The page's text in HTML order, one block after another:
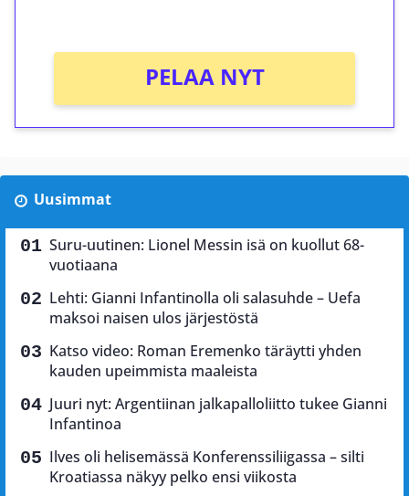
PELAA NYT
Uusimmat
Suru-uutinen: Lionel Messin isä on kuollut 68-
vuotiaana
Lehti: Gianni Infantinolla oli salasuhde – Uefa
maksoi naisen ulos järjestöstä
Katso video: Roman Eremenko täräytti yhden
kauden upeimmista maaleista
Juuri nyt: Argentiinan jalkapalloliitto tukee Gianni
Infantinoa
Ilves oli helisemässä Konferenssiliigassa – silti
Kroatiassa näkyy pelko ensi viikosta